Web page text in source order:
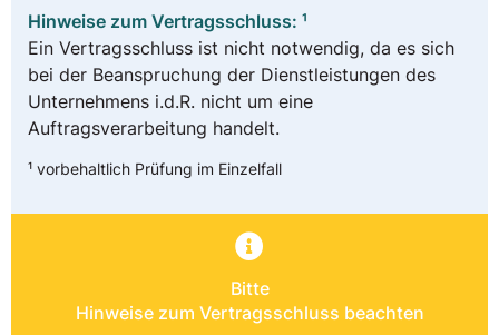
Hinweise zum Vertragsschluss: ¹
Ein Vertragsschluss ist nicht notwendig, da es sich
bei der Beanspruchung der Dienstleistungen des
Unternehmens i.d.R. nicht um eine
Auftragsverarbeitung handelt.
¹ vorbehaltlich Prüfung im Einzelfall
Bitte
Hinweise zum Vertragsschluss beachten